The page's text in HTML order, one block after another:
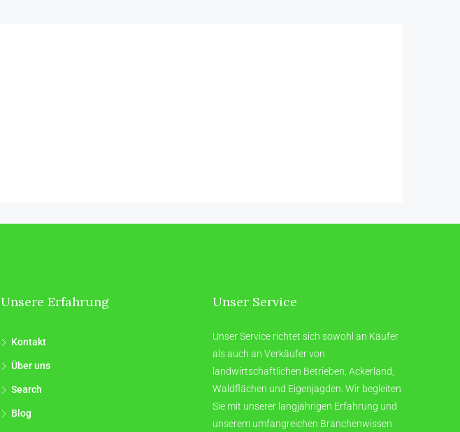
Unsere Erfahrung
Kontakt
Über uns
Search
Blog
Unser Service
Unser Service richtet sich sowohl an Käufer
als auch an Verkäufer von
landwirtschaftlichen Betrieben, Ackerland,
Waldflächen und Eigenjagden. Wir begleiten
Sie mit unserer langjährigen Erfahrung und
unserem umfangreichen Branchenwissen